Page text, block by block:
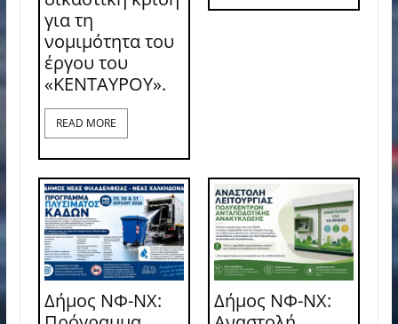
για τη
νομιμότητα του
έργου του
«ΚΕΝΤΑΥΡΟΥ».
READ MORE
Δήμος ΝΦ-ΝΧ:
Δήμος ΝΦ-ΝΧ: